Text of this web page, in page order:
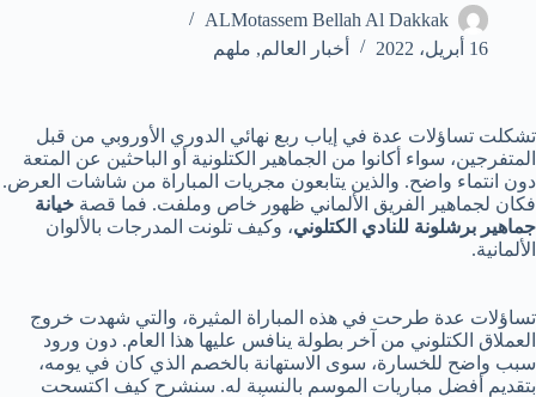
ALMotassem Bellah Al Dakkak
16 أبريل، 2022
أخبار العالم, ملهم
تشكلت تساؤلات عدة في إياب ربع نهائي الدوري الأوروبي من قبل
المتفرجين، سواء أكانوا من الجماهير الكتلونية أو الباحثين عن المتعة
دون انتماء واضح. والذين يتابعون مجريات المباراة من شاشات العرض.
فكان لجماهير الفريق الألماني ظهور خاص وملفت. فما قصة خيانة
جماهير برشلونة للنادي الكتلوني، وكيف تلونت المدرجات بالألوان
الألمانية.
تساؤلات عدة طرحت في هذه المباراة المثيرة، والتي شهدت خروج
العملاق الكتلوني من آخر بطولة ينافس عليها هذا العام. دون ورود
سبب واضح للخسارة، سوى الاستهانة بالخصم الذي كان في يومه،
بتقديم أفضل مباريات الموسم بالنسبة له. سنشرح كيف اكتسحت